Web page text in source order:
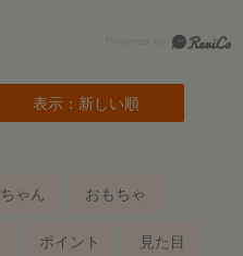
表示：新しい順
ゃん おもちゃ
ポイント 見た目